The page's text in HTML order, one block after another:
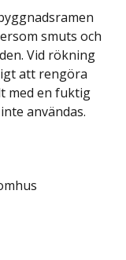
smuts och
Vid rökning
att rengöra
med en fuktig
användas.